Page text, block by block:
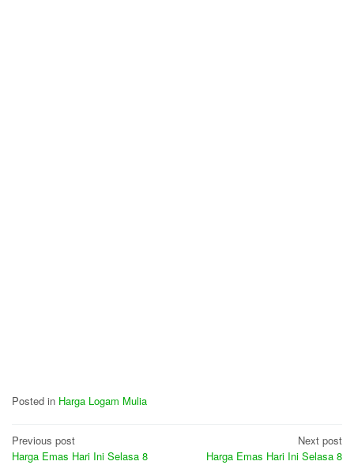
Posted in Harga Logam Mulia
Post
Previous post
Harga Emas Hari Ini Selasa 8
Next post
Harga Emas Hari Ini Selasa 8